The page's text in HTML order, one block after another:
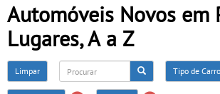
Automóveis Novos em
Lugares, A a Z
Limpar Tipo de Carro